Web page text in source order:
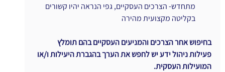
מתחדש- הצרכים העסקיים, גפי הנראה יהיו קשורים
בקליטה מקצועית מהירה
בחיפוש אחר הצרכים והמניעים העסקיים בהם תומלץ
פעילות ניהול ידע יש לחפש את הערך בהגברת היעילות ו/או
המועילות העסקית.